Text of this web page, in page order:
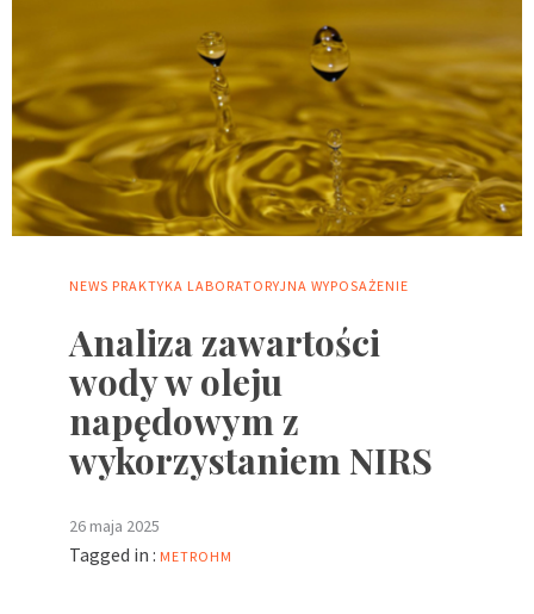
NEWS PRAKTYKA LABORATORYJNA WYPOSAŻENIE
Analiza zawartości
wody w oleju
napędowym z
wykorzystaniem NIRS
26 maja 2025
Tagged in : METROHM